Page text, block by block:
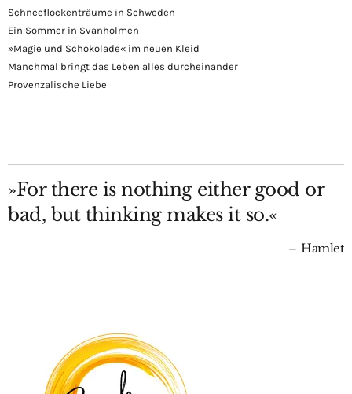
Schneeflockenträume in Schweden
Ein Sommer in Svanholmen
»Magie und Schokolade« im neuen Kleid
Manchmal bringt das Leben alles durcheinander
Provenzalische Liebe
»For there is nothing either good or
bad, but thinking makes it so.«
Hamlet